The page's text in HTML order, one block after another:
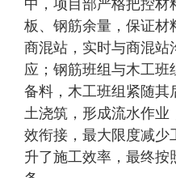
中，项目部严格把控材
板、钢筋余量，保证材
商混站，实时与商混站
应；钢筋班组与木工
备料，木工班组紧随其
土浇筑，形成流水作
效衔接，最大限度减少
升了施工效率，最终